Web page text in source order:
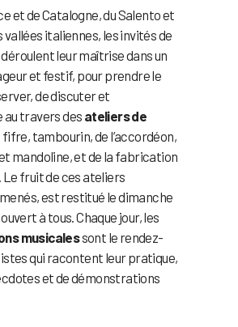
et de Catalogne, du Salento et
italiennes, les invités de
leur maîtrise dans un
et festif, pour prendre le
de discuter et
au travers des ateliers de
fifre, tambourin, de l’accordéon,
mandoline, et de la fabrication
Le fruit de ces ateliers
est restitué le dimanche
ouvert à tous. Chaque jour, les
musicalessont le rendez-
qui racontent leur pratique,
et de démonstrations